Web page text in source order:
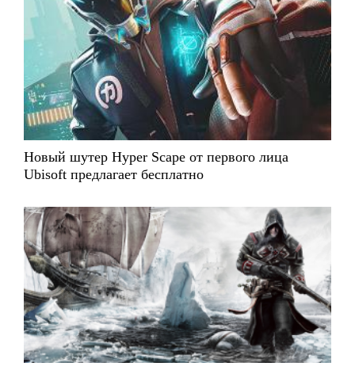
Новый шутер Hyper Scape от первого лица
Ubisoft предлагает бесплатно